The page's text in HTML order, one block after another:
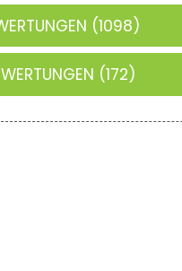
(1098)
(172)